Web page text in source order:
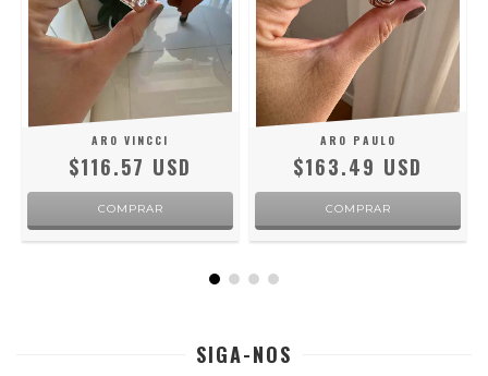
ARO VINCCI
$116.57 USD
ARO PAULO
$163.49 USD
SIGA-NOS